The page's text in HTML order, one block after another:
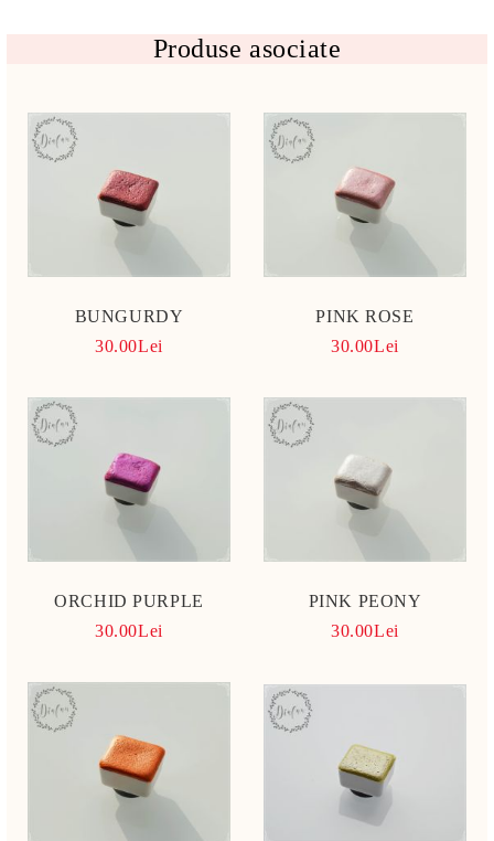
Produse asociate
BUNGURDY
30.00Lei
PINK ROSE
30.00Lei
ORCHID PURPLE
30.00Lei
PINK PEONY
30.00Lei